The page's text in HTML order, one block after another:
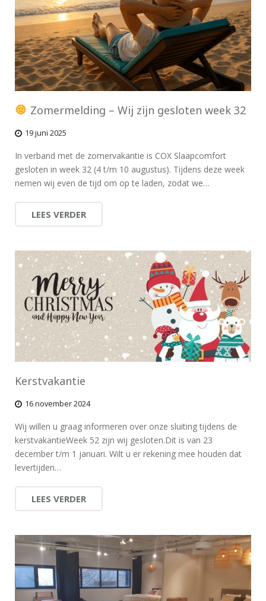
Zomermelding – Wij zijn gesloten week 32
19 juni 2025
In verband met de zomervakantie is COX Slaapcomfort
gesloten in week 32 (4 t/m 10 augustus). Tijdens deze week
nemen wij even de tijd om op te laden, zodat we…
LEES VERDER
Kerstvakantie
16 november 2024
Wij willen u graag informeren over onze sluiting tijdens de
kerstvakantieWeek 52 zijn wij gesloten.Dit is van 23
december t/m 1 januari. Wilt u er rekening mee houden dat
levertijden…
LEES VERDER